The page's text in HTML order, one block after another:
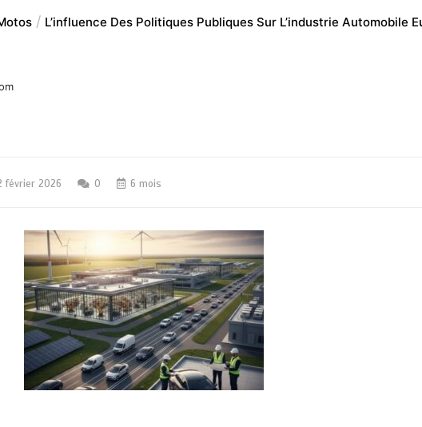
L’influence Des Politiques Publiques Sur L’industrie Automobile
février 2026 0 6 mois